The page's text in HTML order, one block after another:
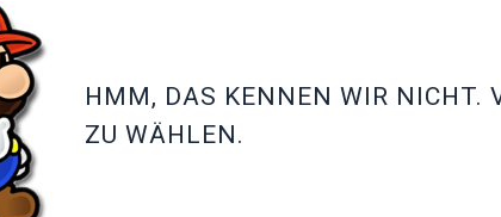
HMM, DAS KENNEN WIR NICHT.
ZU WÄHLEN.